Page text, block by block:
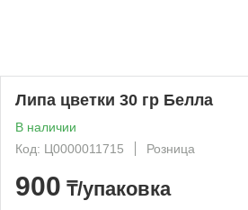
Липа цветки 30 гр Белла
В наличии
Код: Ц0000011715
Розница
900 ₸/упаковка